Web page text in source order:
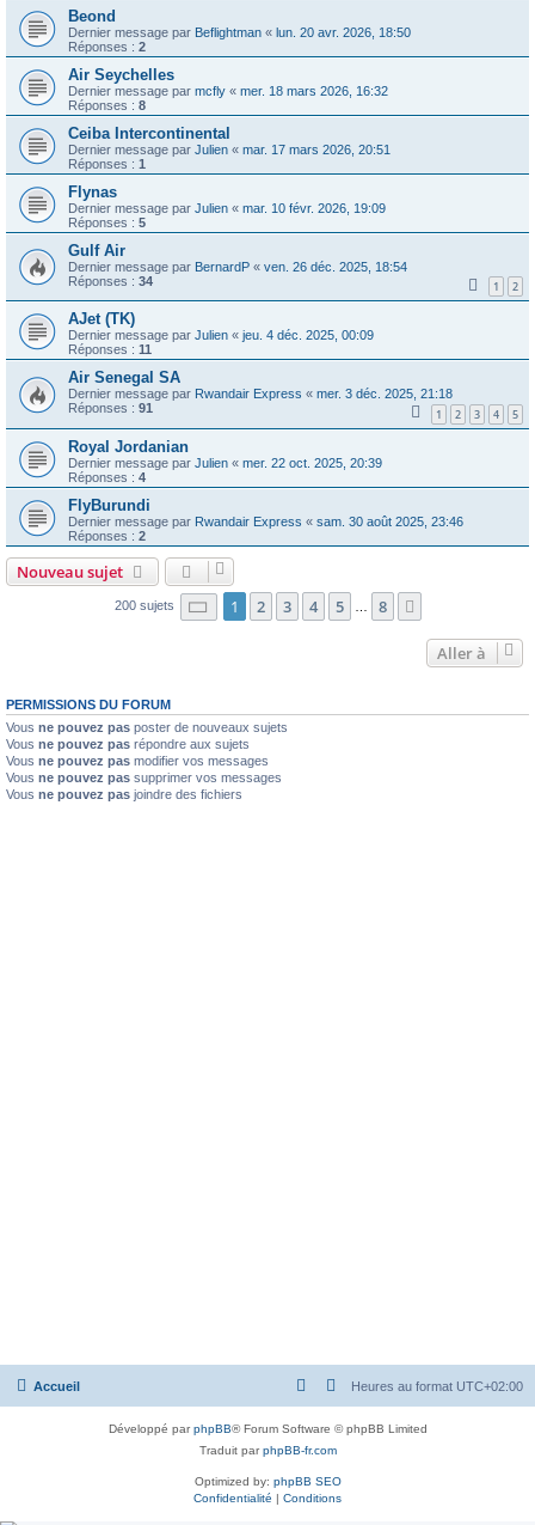
Beond
Dernier message par Beflightman « lun. 20 avr. 2026, 18:50
Réponses : 2
Air Seychelles
Dernier message par mcfly « mer. 18 mars 2026, 16:32
Réponses : 8
Ceiba Intercontinental
Dernier message par Julien « mar. 17 mars 2026, 20:51
Réponses : 1
Flynas
Dernier message par Julien « mar. 10 févr. 2026, 19:09
Réponses : 5
Gulf Air
Dernier message par BernardP « ven. 26 déc. 2025, 18:54
Réponses : 34 1 2
AJet (TK)
Dernier message par Julien « jeu. 4 déc. 2025, 00:09
Réponses : 11
Air Senegal SA
Dernier message par Rwandair Express « mer. 3 déc. 2025, 21:18
Réponses : 91 1 2 3 4 5
Royal Jordanian
Dernier message par Julien « mer. 22 oct. 2025, 20:39
Réponses : 4
FlyBurundi
Dernier message par Rwandair Express « sam. 30 août 2025, 23:46
Réponses : 2
Nouveau sujet
200 sujets Page 1sur8
1 2 3 4 5 8
Aller à
PERMISSIONS DU FORUM
Vous ne pouvez pas poster de nouveaux sujets
Vous ne pouvez pas répondre aux sujets
Vous ne pouvez pas modifier vos messages
Vous ne pouvez pas supprimer vos messages
Vous ne pouvez pas joindre des fichiers
Accueil Heures au format UTC+02:00
Développé parphpBB® Forum Software © phpBB Limited
Traduit parphpBB-fr.com
Optimized by: phpBB SEO
Confidentialité | Conditions